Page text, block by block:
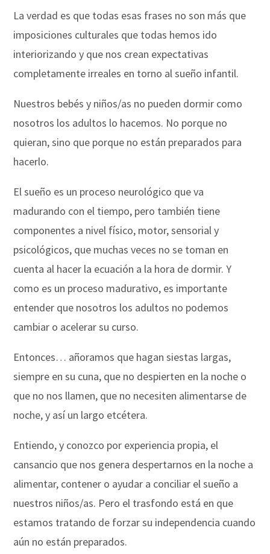
La verdad es que todas esas frases no son más que
imposiciones culturales que todas hemos ido
interiorizando y que nos crean expectativas
completamente irreales en torno al sueño infantil.
Nuestros bebés y niños/as no pueden dormir como
nosotros los adultos lo hacemos. No porque no
quieran, sino que porque no están preparados para
hacerlo.
El sueño es un proceso neurológico que va
madurando con el tiempo, pero también tiene
componentes a nivel físico, motor, sensorial y
psicológicos, que muchas veces no se toman en
cuenta al hacer la ecuación a la hora de dormir. Y
como es un proceso madurativo, es importante
entender que nosotros los adultos no podemos
cambiar o acelerar su curso.
Entonces… añoramos que hagan siestas largas,
siempre en su cuna, que no despierten en la noche o
que no nos llamen, que no necesiten alimentarse de
noche, y así un largo etcétera.
Entiendo, y conozco por experiencia propia, el
cansancio que nos genera despertarnos en la noche a
alimentar, contener o ayudar a conciliar el sueño a
nuestros niños/as. Pero el trasfondo está en que
estamos tratando de forzar su independencia cuando
aún no están preparados.